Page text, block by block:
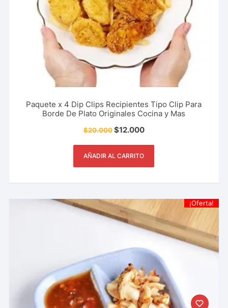
Paquete x 4 Dip Clips Recipientes Tipo Clip Para
Borde De Plato Originales Cocina y Mas
$20.000$12.000
AÑADIR AL CARRITO
¡Oferta!